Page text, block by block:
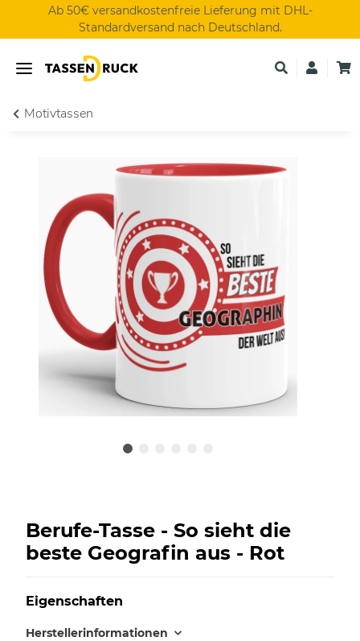
Ab 50€ versandkostenfreie Lieferung mit DHL-
Standardversand nach Deutschland.
Motivtassen
Berufe-Tasse - So sieht die
beste Geografin aus - Rot
Eigenschaften
Herstellerinformationen